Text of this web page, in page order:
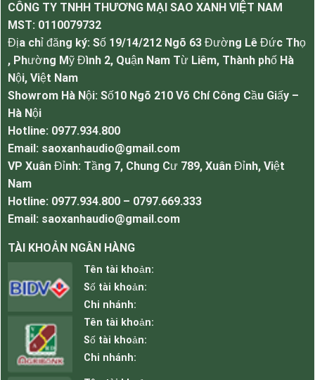
tinh tế và chi tiết, vỏ nỉ giúp loa không bị ảnh
hưởng nhiều khi va bị va đập, thẩm mỹ cao.
Vỏ loa bằng chất liệu gỗ ép cao cấp giúp loa có
độ bền cao, phù hợp tiêu chuẩn công nghệ âm
thanh thời hiện đại, tái tạo chất âm chân thực và
rõ ràng nhất
Loa JBL 225 có tay xách giúp dễ dàng vận
chuyển và mang vác đi những công trình xa và
lắp đặt với các vị trí trở nên thuận lợi và hiệu quả
Cấu tạo bền trong và chất lượng âm thanh của
loa.
hiệu loa JBL chính hãng công nghệ USA, đầy đủ
chức năng và tính năng của một sản phẩm đẳng
cấp và tiêu chuẩn hàng đầu
Sở hữu 2 loa bass 40cm và 1 treble kèn cho âm
thanh mạnh mẽ uy lực, sôi động hơn rất nhiều so
với những dòng loa khác hiện nay trên thị
trường
CÔNG TY TNHH THƯƠNG MẠI SAO XANH VIỆT NAM
MST: 0110079732
Địa chỉ đăng ký: Số 19/14/212 Ngõ 63 Đường Lê Đức Thọ
, Phường Mỹ Đình 2, Quận Nam Từ Liêm, Thành phố Hà
Nội, Việt Nam
Showrom Hà Nội: Số10 Ngõ 210 Võ Chí Công Cầu Giấy –
Hà Nội
Hotline: 0977.934.800
Email: saoxanhaudio@gmail.com
VP Xuân Đỉnh: Tầng 7, Chung Cư 789, Xuân Đỉnh, Việt
Nam
Hotline: 0977.934.800 – 0797.669.333
Email: saoxanhaudio@gmail.com
TÀI KHOẢN NGÂN HÀNG
Tên tài khoản:
Số tài khoản:
Chi nhánh:
Tên tài khoản:
Số tài khoản:
Chi nhánh: